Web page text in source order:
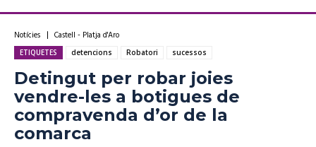
Notícies Castell - Platja d'Aro
ETIQUETES detencions Robatori sucessos
Detingut per robar joies
vendre-les a botigues de
compravenda d’or de la
comarca